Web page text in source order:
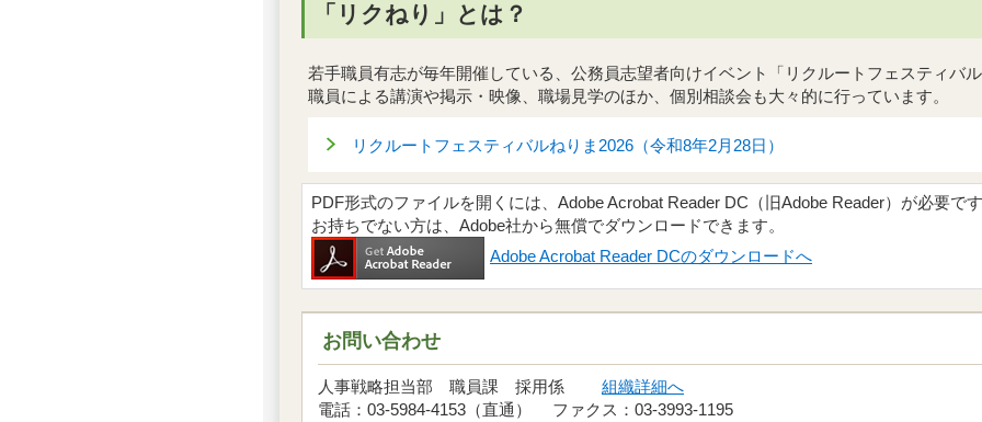
「リクねり」とは？
若手職員有志が毎年開催している、公務員志望者向けイベント「リクルートフェスティバ
職員による講演や掲示・映像、職場見学のほか、個別相談会も大々的に行っています。
リクルートフェスティバルねりま2026（令和8年2月28日）
PDF形式のファイルを開くには、Adobe Acrobat Reader DC（旧Adobe Reader）が必要で
お持ちでない方は、Adobe社から無償でダウンロードできます。
Adobe Acrobat Reader DCのダウンロードへ
お問い合わせ
人事戦略担当部 職員課 採用係 組織詳細へ
電話：03-5984-4153（直通） ファクス：03-3993-1195